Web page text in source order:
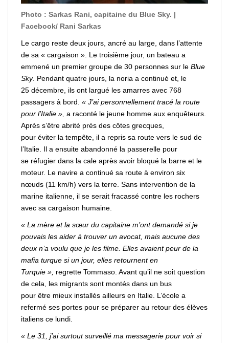
Photo : Sarkas Rani, capitaine du Blue Sky. |
Facebook/ Rani Sarkas
Le cargo reste deux jours, ancré au large, dans l’attente
de sa « cargaison ». Le troisième jour, un bateau a
emmené un premier groupe de 30 personnes sur le Blue
Sky. Pendant quatre jours, la noria a continué et, le
25 décembre, ils ont largué les amarres avec 768
passagers à bord. « J’ai personnellement tracé la route
pour l’Italie », a raconté le jeune homme aux enquêteurs.
Après s’être abrité près des côtes grecques,
pour éviter la tempête, il a repris sa route vers le sud de
l’Italie. Il a ensuite abandonné la passerelle pour
se réfugier dans la cale après avoir bloqué la barre et le
moteur. Le navire a continué sa route à environ six
nœuds (11 km/h) vers la terre. Sans intervention de la
marine italienne, il se serait fracassé contre les rochers
avec sa cargaison humaine.
« La mère et la sœur du capitaine m’ont demandé si je
pouvais les aider à trouver un avocat, mais aucune des
deux n’a voulu que je les filme. Elles avaient peur de la
mafia turque si un jour, elles retournent en
Turquie », regrette Tommaso. Avant qu’il ne soit question
de cela, les migrants sont montés dans un bus
pour être mieux installés ailleurs en Italie. L’école a
refermé ses portes pour se préparer au retour des élèves
italiens ce lundi.
« Le 31, j’ai surtout surveillé ma messagerie pour voir si